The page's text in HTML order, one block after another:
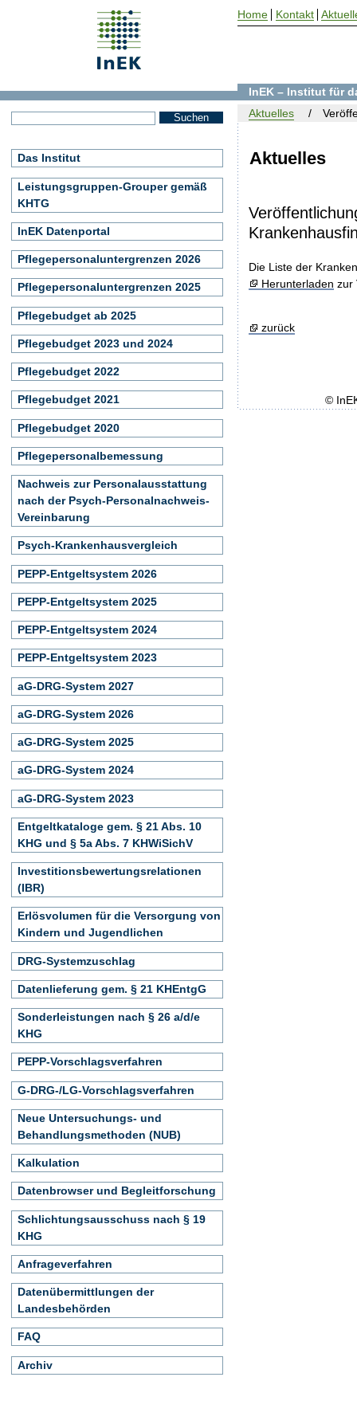
Aktuelles
Die Liste der
Herunterladen zur
zurück
InEK – Institut für
Aktuelles
Das Institut
Leistungsgruppen-Grouper gemäß
KHTG
InEK Datenportal
Pflegepersonaluntergrenzen 2026
Pflegepersonaluntergrenzen 2025
Pflegebudget ab 2025
Pflegebudget 2023 und 2024
Pflegebudget 2022
Pflegebudget 2021
Pflegebudget 2020
Pflegepersonalbemessung
Nachweis zur Personalausstattung
nach der Psych-Personalnachweis-
Vereinbarung
Psych-Krankenhausvergleich
PEPP-Entgeltsystem 2026
PEPP-Entgeltsystem 2025
PEPP-Entgeltsystem 2024
PEPP-Entgeltsystem 2023
aG-DRG-System 2027
aG-DRG-System 2026
aG-DRG-System 2025
aG-DRG-System 2024
aG-DRG-System 2023
Entgeltkataloge gem. § 21 Abs. 10
KHG und § 5a Abs. 7 KHWiSichV
Investitionsbewertungsrelationen
(IBR)
Erlösvolumen für die Versorgung von
Kindern und Jugendlichen
DRG-Systemzuschlag
Datenlieferung gem. § 21 KHEntgG
Sonderleistungen nach § 26 a/d/e
KHG
PEPP-Vorschlagsverfahren
G-DRG-/LG-Vorschlagsverfahren
Neue Untersuchungs- und
Behandlungsmethoden (NUB)
Kalkulation
Datenbrowser und Begleitforschung
Schlichtungsausschuss nach § 19
KHG
Anfrageverfahren
Datenübermittlungen der
Landesbehörden
FAQ
Archiv
Home Kontakt
©